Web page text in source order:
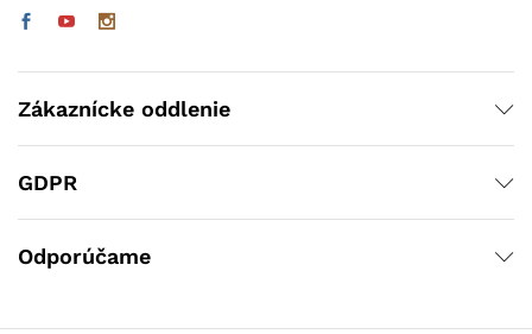
Zákaznícke oddlenie
GDPR
Odporúčame